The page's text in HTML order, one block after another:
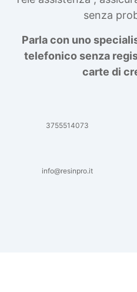
STAMPO IN
sorpresa.
morbido,non tossico,
riutilizzato, facile da
temperatura:-40
centigradi. Scarica la
senza
Parla con uno
telefonico senza
carte di
3755514073
info@resinpro.it